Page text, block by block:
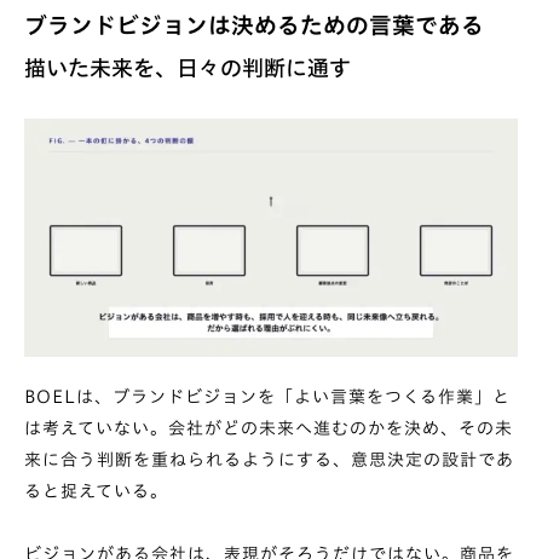
ブランドビジョンは決めるための言葉である
描いた未来を、日々の判断に通す
BOELは、ブランドビジョンを「よい言葉をつくる作業」と
は考えていない。会社がどの未来へ進むのかを決め、その未
来に合う判断を重ねられるようにする、意思決定の設計であ
ると捉えている。
ビジョンがある会社は、表現がそろうだけではない。商品を